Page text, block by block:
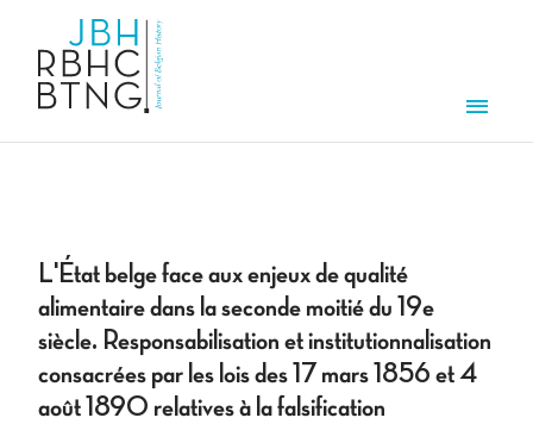
L'État belge face aux enjeux de qualité
alimentaire dans la seconde moitié du 19e
siècle. Responsabilisation et institutionnalisation
consacrées par les lois des 17 mars 1856 et 4
août 1890 relatives à la falsification